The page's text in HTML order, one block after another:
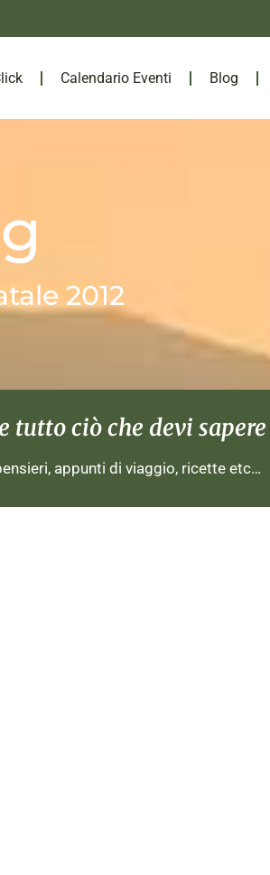
Calendario Eventi Blog
2012
ciò che devi sapere
appunti di viaggio, ricette etc…